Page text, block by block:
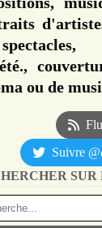
ou de
Suivre
SUR